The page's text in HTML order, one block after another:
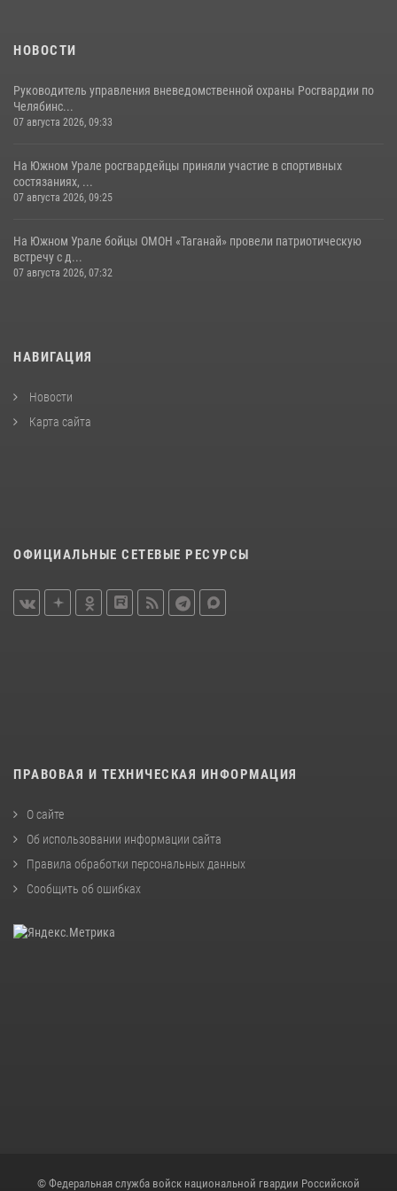
НОВОСТИ
Руководитель управления вневедомственной охраны Росгвардии по
Челябинс...
07 августа 2026, 09:33
На Южном Урале росгвардейцы приняли участие в спортивных
состязаниях, ...
07 августа 2026, 09:25
На Южном Урале бойцы ОМОН «Таганай» провели патриотическую
встречу с д...
07 августа 2026, 07:32
НАВИГАЦИЯ
Новости
Карта сайта
ОФИЦИАЛЬНЫЕ СЕТЕВЫЕ РЕСУРСЫ
ПРАВОВАЯ И ТЕХНИЧЕСКАЯ ИНФОРМАЦИЯ
О сайте
Об использовании информации сайта
Правила обработки персональных данных
Сообщить об ошибках
© Федеральная служба войск национальной гвардии Российской